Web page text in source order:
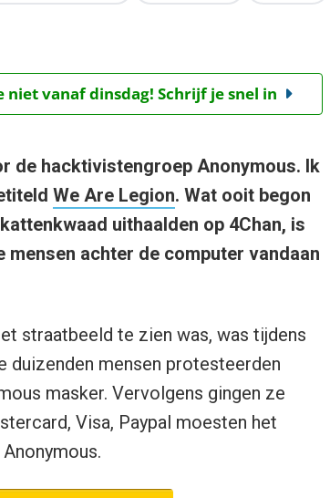
niet vanaf dinsdag! Schrijf je snel in
de hacktivistengroep Anonymous. Ik
We Are Legion. Wat ooit begon
uithaalden op 4Chan, is
achter de computer vandaan
straatbeeld te zien was, was tijdens
duizenden mensen protesteerden
masker. Vervolgens gingen ze
Visa, Paypal moesten het